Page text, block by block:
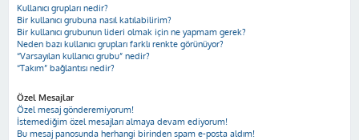
Kullanıcı grupları nedir?
Bir kullanıcı grubuna nasıl katılabilirim?
Bir kullanıcı grubunun lideri olmak için ne yapmam gerek?
Neden bazı kullanıcı grupları farklı renkte görünüyor?
“Varsayılan kullanıcı grubu” nedir?
“Takım” bağlantısı nedir?
Özel Mesajlar
Özel mesaj gönderemiyorum!
İstemediğim özel mesajları almaya devam ediyorum!
Bu mesaj panosunda herhangi birinden spam e-posta aldım!